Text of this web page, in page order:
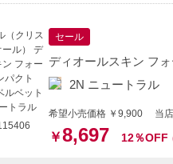
セール
ディオールスキン フ
2N ニュートラル
希望小売価格 ￥9,900 当
￥8,697 12％OFF